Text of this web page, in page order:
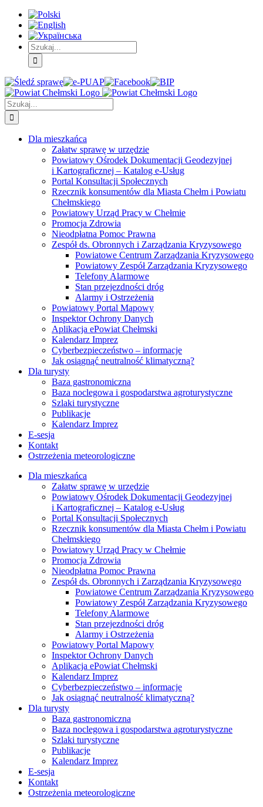
Skip
Treść
główna
Skip
Menu
główne
Skip
Menu
dodatkowe
Szukaj
Śledź
sprawę
E-
PUAP
Facebook BIP Instagram
Szukaj
Dla mieszkańca
Załatw sprawę w urzędzie
Powiatowy Ośrodek Dokumentacji Geodezyjnej
i Kartograficznej – Katalog e-Usług
Portal Konsultacji Społecznych
Rzecznik konsumentów dla Miasta Chełm i Powiatu
Chełmskiego
Powiatowy Urząd Pracy w Chełmie
Promocja Zdrowia
Nieodpłatna Pomoc Prawna
Zespół ds. Obronnych i Zarządzania Kryzysowego
Powiatowe Centrum Zarządzania Kryzysowego
Powiatowy Zespół Zarządzania Kryzysowego
Telefony Alarmowe
Stan przejezdności dróg
Alarmy i Ostrzeżenia
Powiatowy Portal Mapowy
Inspektor Ochrony Danych
Aplikacja ePowiat Chełmski
Kalendarz Imprez
Cyberbezpieczeństwo – informacje
Jak osiągnąć neutralność klimatyczną?
Dla turysty
Baza gastronomiczna
Baza noclegowa i gospodarstwa agroturystyczne
Szlaki turystyczne
Publikacje
Kalendarz Imprez
E-sesja
Kontakt
Ostrzeżenia meteorologiczne
Dla mieszkańca
Załatw sprawę w urzędzie
Powiatowy Ośrodek Dokumentacji Geodezyjnej
i Kartograficznej – Katalog e-Usług
Portal Konsultacji Społecznych
Rzecznik konsumentów dla Miasta Chełm i Powiatu
Chełmskiego
Powiatowy Urząd Pracy w Chełmie
Promocja Zdrowia
Nieodpłatna Pomoc Prawna
Zespół ds. Obronnych i Zarządzania Kryzysowego
Powiatowe Centrum Zarządzania Kryzysowego
Powiatowy Zespół Zarządzania Kryzysowego
Telefony Alarmowe
Stan przejezdności dróg
Alarmy i Ostrzeżenia
Powiatowy Portal Mapowy
Inspektor Ochrony Danych
Aplikacja ePowiat Chełmski
Kalendarz Imprez
Cyberbezpieczeństwo – informacje
Jak osiągnąć neutralność klimatyczną?
Dla turysty
Baza gastronomiczna
Baza noclegowa i gospodarstwa agroturystyczne
Szlaki turystyczne
Publikacje
Kalendarz Imprez
E-sesja
Kontakt
Ostrzeżenia meteorologiczne